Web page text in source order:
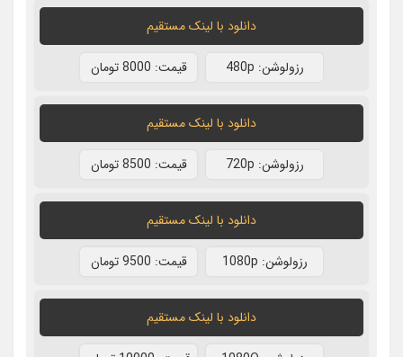
دانلود با لينک مستقيم
رزولوشن: 480p قيمت: 8000 تومان
دانلود با لينک مستقيم
رزولوشن: 720p قيمت: 8500 تومان
دانلود با لينک مستقيم
رزولوشن: 1080p قيمت: 9500 تومان
دانلود با لينک مستقيم